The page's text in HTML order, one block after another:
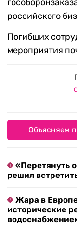
российского
Погибших
мероприятия
Объясняем
«Перетянуть
решил
Жара в
исторические